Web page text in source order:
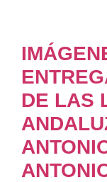
DE LAS